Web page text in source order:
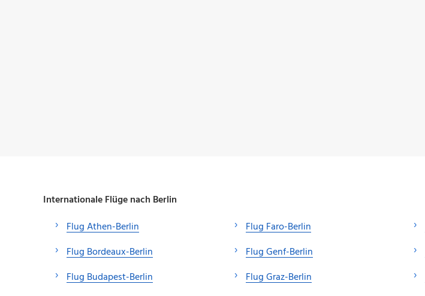
Internationale Flüge nach Berlin
Flug Athen-Berlin
Flug Bordeaux-Berlin
Flug Budapest-Berlin
Flug Faro-Berlin
Flug Genf-Berlin
Flug Graz-Berlin